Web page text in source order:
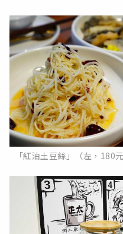
「紅油土豆絲」（左，180